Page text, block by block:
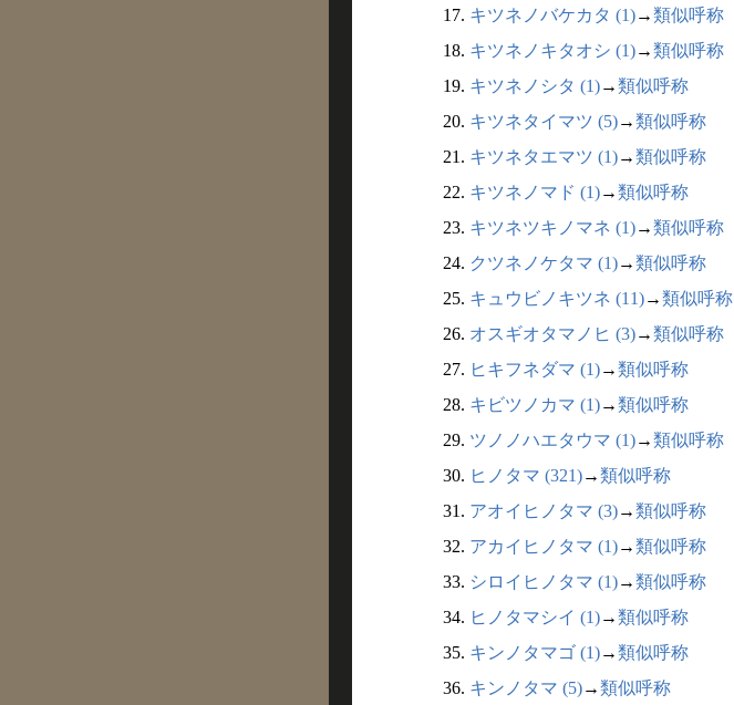
17. キツネノバケカタ (1)→類似呼称
18. キツネノキタオシ (1)→類似呼称
19. キツネノシタ (1)→類似呼称
20. キツネタイマツ (5)→類似呼称
21. キツネタエマツ (1)→類似呼称
22. キツネノマド (1)→類似呼称
23. キツネツキノマネ (1)→類似呼称
24. クツネノケタマ (1)→類似呼称
25. キュウビノキツネ (11)→類似呼称
26. オスギオタマノヒ (3)→類似呼称
27. ヒキフネダマ (1)→類似呼称
28. キビツノカマ (1)→類似呼称
29. ツノノハエタウマ (1)→類似呼称
30. ヒノタマ (321)→類似呼称
31. アオイヒノタマ (3)→類似呼称
32. アカイヒノタマ (1)→類似呼称
33. シロイヒノタマ (1)→類似呼称
34. ヒノタマシイ (1)→類似呼称
35. キンノタマゴ (1)→類似呼称
36. キンノタマ (5)→類似呼称